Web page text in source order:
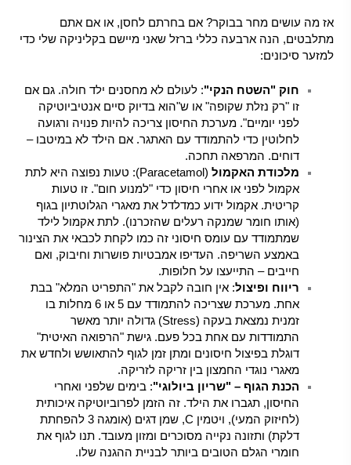
אז מה עושים מחר בבוקר? אם בחרתם לחסן, או אם אתם
מתלבטים, הנה ארבעה כללי ברזל שאני מיישם בקליניקה שלי כדי
למזער סיכונים:
חוק "השטח הנקי": לעולם לא מחסנים ילד חולה. גם אם
זו "רק נזלת שקופה" או ש"הוא בדיוק סיים אנטיביוטיקה
לפני יומיים". מערכת החיסון צריכה להיות פנויה ורגועה
לחלוטין כדי להתמודד עם האתגר. אם הילד לא במיטבו –
דוחים. המרפאה תחכה.
מלכודת האקמול
(Paracetamol): טעות נפוצה היא לתת
אקמול לפני או אחרי חיסון כדי "למנוע חום". זו טעות
קריטית. אקמול ידוע כמדלדל את מאגרי הגלוטתיון בגוף
(אותו חומר שמנקה רעלים שהזכרנו). לתת אקמול לילד
שמתמודד עם עומס חיסוני זה כמו לקחת לכבאי את הצינור
באמצע השריפה. העדיפו אמבטיות פושרות וחיבוק, ואם
חייבים – התייעצו על חלופות.
ריווח ופיצול: אין חובה לקבל את "התפריט המלא" בבת
אחת. מערכת שצריכה להתמודד עם 5 או 6 מחלות בו
זמנית נמצאת בעקה (Stress) גדולה יותר מאשר
התמודדות עם אחת בכל פעם. גישת "הרפואה האיטית"
דוגלת בפיצול חיסונים ומתן זמן לגוף להתאושש ולחדש את
מאגרי נוגדי החמצון בין זריקה לזריקה.
הכנת הגוף – "שריון ביולוגי": בימים שלפני ואחרי
החיסון, תגברו את הילד. זה הזמן לפרוביוטיקה איכותית
(לחיזוק המעי), ויטמין C, שמן דגים (אומגה 3 להפחתת
דלקת) ותזונה נקייה מסוכרים ומזון מעובד. תנו לגוף את
חומרי הגלם הטובים ביותר לבניית ההגנה שלו.